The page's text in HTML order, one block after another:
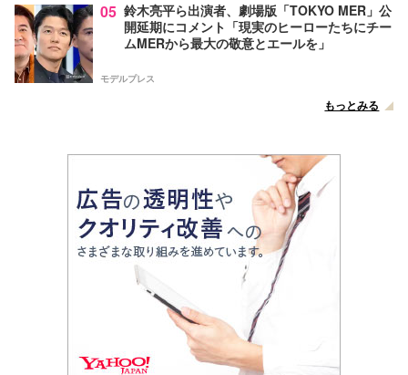
05 鈴木亮平ら出演者、劇場版「TOKYO MER」公
開延期にコメント「現実のヒーローたちにチー
ムMERから最大の敬意とエールを」
モデルプレス
もっとみる